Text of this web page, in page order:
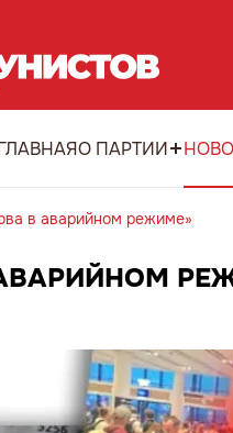
О ПАРТИИ
в аварийном режиме»